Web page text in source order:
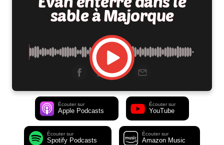
sable à Majorque
Écouter sur
Apple Podcasts
Écouter sur
YouTube
Écouter sur
Spotify Podcasts
Écouter sur
Amazon Music